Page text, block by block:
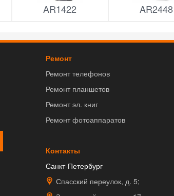
AR1422 AR2448
Ремонт
Ремонт телефонов
Ремонт планшетов
Ремонт эл. книг
Ремонт фотоаппаратов
Контакты
Санкт-Петербург
Спасский переулок, д. 5;